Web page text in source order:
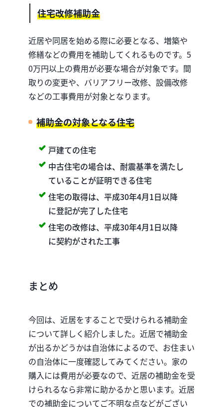
住宅改修補助金
近居や同居を始める際に必要となる、増築や
修繕などの費用を補助してくれるものです。5
0万円以上の費用が必要な場合が対象です。間
取りの変更や、バリアフリー改修、設備改修
などの工事費用が対象となります。
補助金の対象となる住宅
戸建ての住宅
中古住宅の場合は、耐震基準を満たし
ていることが証明できる住宅
住宅の取得は、平成30年4月1日以降
に登記が完了した住宅
住宅の改修は、平成30年4月1日以降
に契約がされた工事
まとめ
今回は、近居をすることで受けられる補助金
について詳しく紹介しました。近居で補助金
が出るかどうかは自治体によるので、お住まい
の自治体に一度確認してみてください。家の
購入には費用が必要なので、近居の補助金を受
けられるなら非常に助かるかと思います。近居
での補助金についてご不明な点などがござい